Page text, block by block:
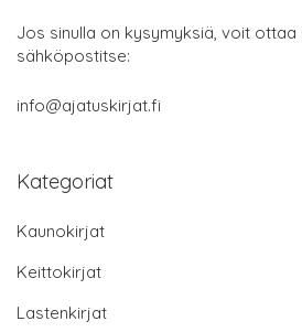
Jos sinulla on kysymyksiä, voit ottaa
sähköpostitse:
info@ajatuskirjat.fi
Kategoriat
Kaunokirjat
Keittokirjat
Lastenkirjat